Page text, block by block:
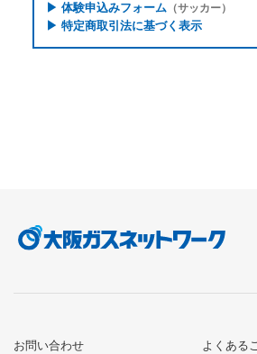
▶ 体験申込みフォーム（サッカー）
▶ 特定商取引法に基づく表示
お問い合わせ よくある